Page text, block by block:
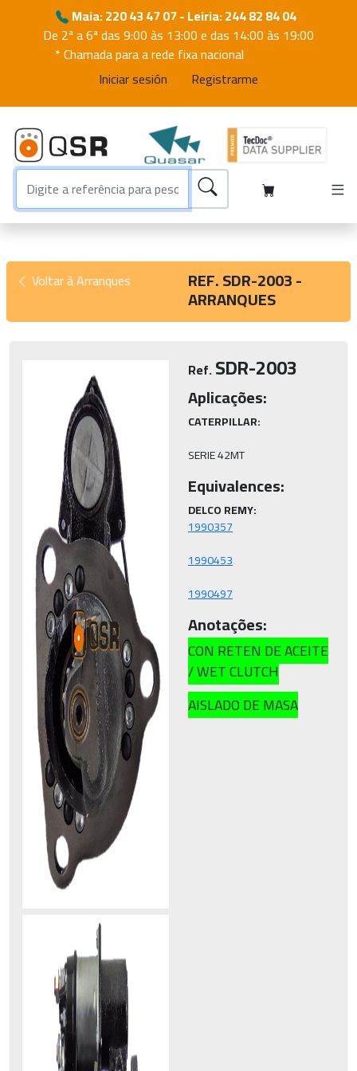
Maia: 220 43 47 07 - Leiria: 244 82 84 04
De 2ª a 6ª das 9:00 às 13:00 e das 14:00 às 19:00
* Chamada para a rede fixa nacional
Iniciar sesión
Registrarme
Voltar à Arranques REF. SDR-2003 -
ARRANQUES
Ref.SDR-2003
Aplicações:
CATERPILLAR:
SERIE 42MT
Equivalences:
DELCO REMY:
1990497
Anotações:
CON RETEN DE ACEITE
/ WET CLUTCH
AISLADO DE MASA